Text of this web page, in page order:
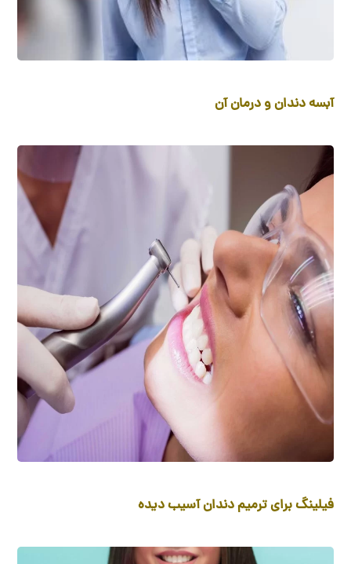
آبسه دندان و درمان آن
فیلینگ برای ترمیم دندان آسیب دیده